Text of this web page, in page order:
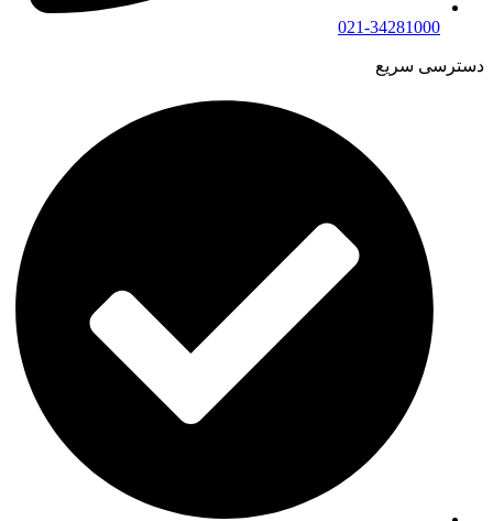
021-34281000
دسترسی سریع